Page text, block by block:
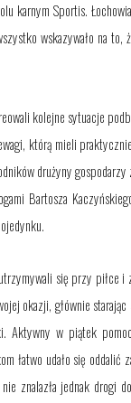
karnym Sportis.
wskazywało na to,
li kolejne sytuacje
którą mieli
drużyny gospodarzy
Bartosza
się przy piłce i
okazji, głównie
Aktywny w piątek
łatwo udało się oddalić
znalazła jednak drogi